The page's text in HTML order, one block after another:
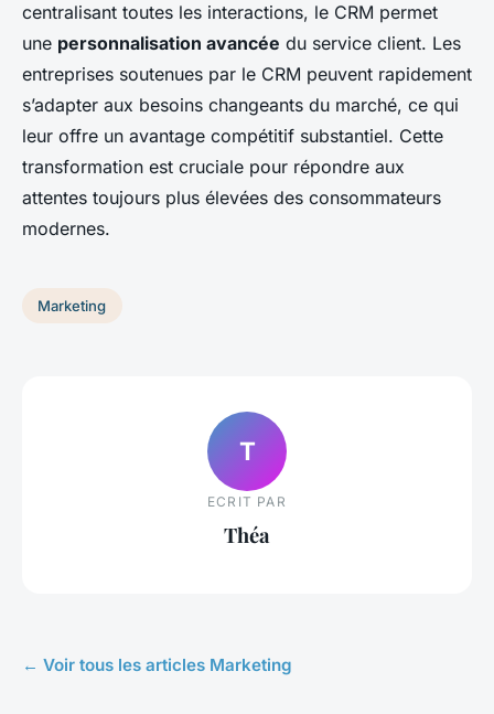
centralisant toutes les interactions, le CRM permet
une personnalisation avancée du service client. Les
entreprises soutenues par le CRM peuvent rapidement
s’adapter aux besoins changeants du marché, ce qui
leur offre un avantage compétitif substantiel. Cette
transformation est cruciale pour répondre aux
attentes toujours plus élevées des consommateurs
modernes.
Marketing
T
ECRIT PAR
Théa
← Voir tous les articles Marketing